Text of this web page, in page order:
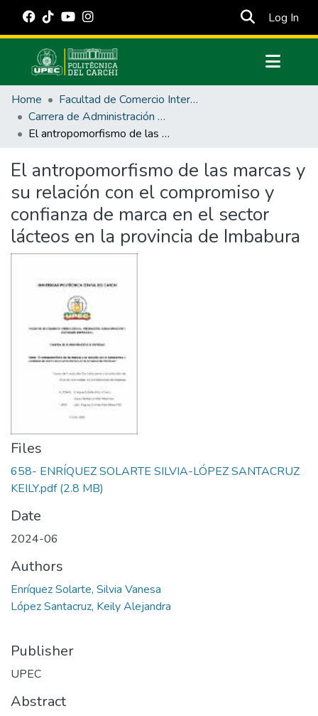
Log In
Communities & Collections
All of DSpace
Statistics
Estadísticas Externas
Manuales
Home
Facultad de Comercio Internacional, Integración, Administración y Economía Empresarial
Carrera de Administración de Empresas y Marketing
El antropomorfismo de las marcas y su relación con el compromiso y confianza de marca en el sector lácteos en la provincia de Imbabura
El antropomorfismo de las marcas y
su relación con el compromiso y
confianza de marca en el sector
lácteos en la provincia de Imbabura
Files
658- ENRÍQUEZ SOLARTE SILVIA-LÓPEZ SANTACRUZ
KEILY.pdf(2.8 MB)
Date
2024-06
Authors
Enríquez Solarte, Silvia Vanesa
López Santacruz, Keily Alejandra
Publisher
UPEC
Abstract